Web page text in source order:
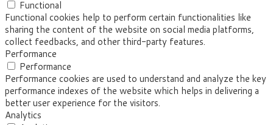
Functional
Functional cookies help to perform certain functionalities like
sharing the content of the website on social media platforms,
collect feedbacks, and other third-party features.
Performance
Performance
Performance cookies are used to understand and analyze the key
performance indexes of the website which helps in delivering a
better user experience for the visitors.
Analytics